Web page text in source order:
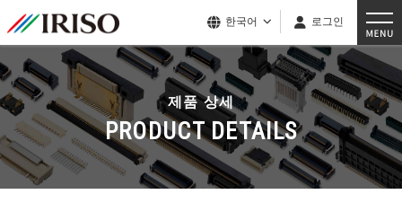
한국어 로그인
제품 상세
PRODUCT DETAILS